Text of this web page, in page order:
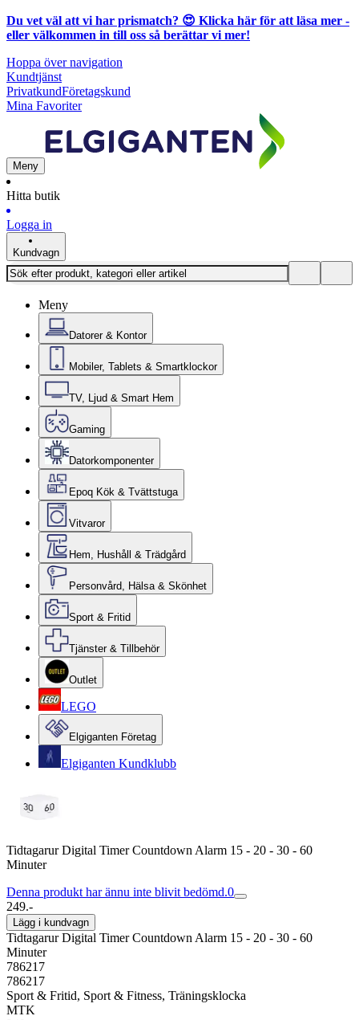
Du vet väl att vi har prismatch? 😍 Klicka här för att läsa mer -
eller välkommen in till oss så berättar vi mer!
Hoppa över navigation
Kundtjänst
PrivatkundFöretagskund
Mina Favoriter
Meny
Hitta butik
Logga in
Kundvagn
Meny
Datorer & Kontor
Mobiler, Tablets & Smartklockor
TV, Ljud & Smart Hem
Gaming
Datorkomponenter
Epoq Kök & Tvättstuga
Vitvaror
Hem, Hushåll & Trädgård
Personvård, Hälsa & Skönhet
Sport & Fritid
Tjänster & Tillbehör
Outlet
LEGO
Elgiganten Företag
Elgiganten Kundklubb
Tidtagarur Digital Timer Countdown Alarm 15 - 20 - 30 - 60
Minuter
Denna produkt har ännu inte blivit bedömd.0
249.-
Lägg i kundvagn
Tidtagarur Digital Timer Countdown Alarm 15 - 20 - 30 - 60
Minuter
786217
786217
Sport & Fritid, Sport & Fitness, Träningsklocka
MTK